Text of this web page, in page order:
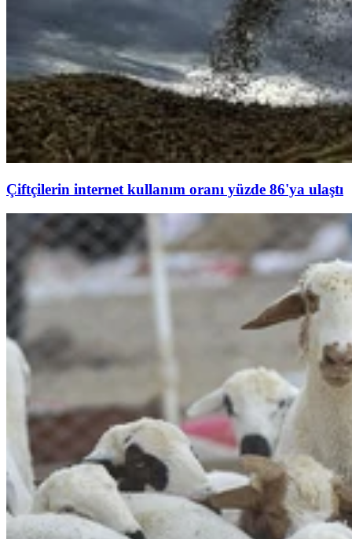
Çiftçilerin internet kullanım oranı yüzde 86'ya ulaştı